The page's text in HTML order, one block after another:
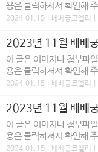
용은 클릭하셔서 확인해
2024.01.15 | 베베궁코엘리 |
2023년 11월 베베
이 글은 이미지나 첨부파
용은 클릭하셔서 확인해
2024.01.15 | 베베궁코엘리 |
2023년 11월 베베
이 글은 이미지나 첨부파
용은 클릭하셔서 확인해
2024.01.15 | 베베궁코엘리 |